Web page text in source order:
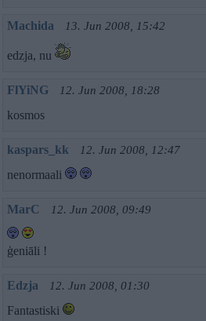
Machida 13. Jun 2008, 15:42
edzja, nu
FlYiNG 12. Jun 2008, 18:28
kosmos
kaspars_kk 12. Jun 2008, 12:47
nenormaali
MarC 12. Jun 2008, 09:49
ģeniāli !
Edzja 12. Jun 2008, 01:30
Fantastiski